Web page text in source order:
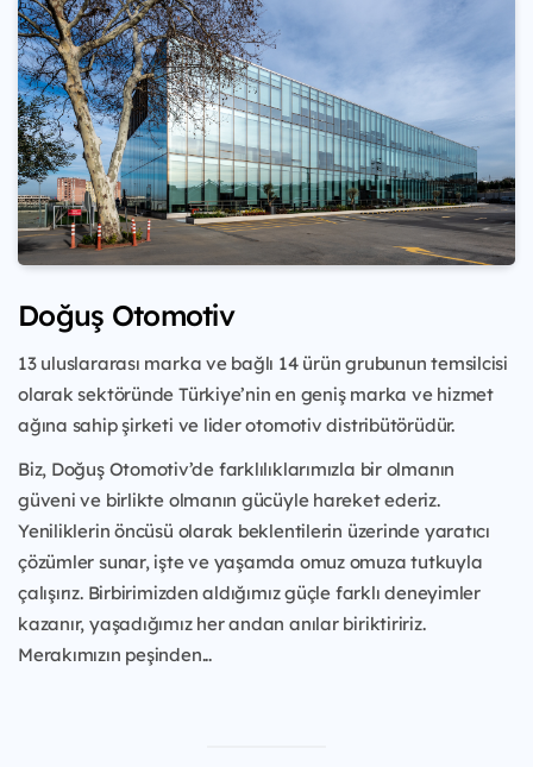
Doğuş Otomotiv
13 uluslararası marka ve bağlı 14 ürün grubunun temsilcisi
olarak sektöründe Türkiye’nin en geniş marka ve hizmet
ağına sahip şirketi ve lider otomotiv distribütörüdür.
Biz, Doğuş Otomotiv’de farklılıklarımızla bir olmanın
güveni ve birlikte olmanın gücüyle hareket ederiz.
Yeniliklerin öncüsü olarak beklentilerin üzerinde yaratıcı
çözümler sunar, işte ve yaşamda omuz omuza tutkuyla
çalışırız. Birbirimizden aldığımız güçle farklı deneyimler
kazanır, yaşadığımız her andan anılar biriktiririz.
Merakımızın peşinden...